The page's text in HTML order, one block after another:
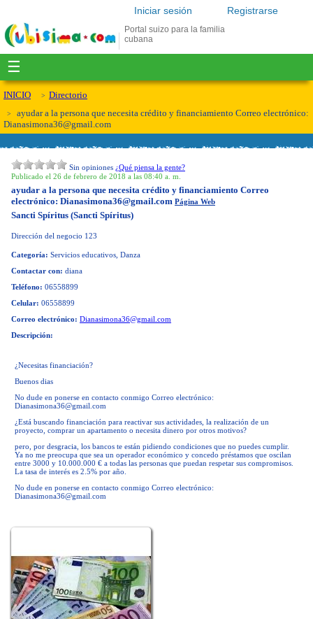
Registrarse
Iniciar sesión
Portal suizo para la familia
cubana
☰
INICIO
Directorio
ayudar a la persona que necesita crédito y financiamiento Correo electrónico:
Dianasimona36@gmail.com
Sin opiniones ¿Qué piensa la gente?
Publicado el 26 de febrero de 2018 a las 08:40 a. m.
ayudar a la persona que necesita crédito y financiamiento Correo
electrónico: Dianasimona36@gmail.com Página Web
Sancti Spíritus (Sancti Spíritus)
Dirección del negocio 123
Categoría: Servicios educativos, Danza
Contactar con: diana
Teléfono: 06558899
Celular: 06558899
Correo electrónico: Dianasimona36@gmail.com
Descripción:
¿Necesitas financiación?
Buenos dias
No dude en ponerse en contacto conmigo Correo electrónico:
Dianasimona36@gmail.com
¿Está buscando financiación para reactivar sus actividades, la realización de un
proyecto, comprar un apartamento o necesita dinero por otros motivos?
pero, por desgracia, los bancos te están pidiendo condiciones que no puedes cumplir.
Ya no me preocupa que sea un operador económico y concedo préstamos que oscilan
entre 3000 y 10.000.000 € a todas las personas que puedan respetar sus compromisos.
La tasa de interés es 2.5% por año.
No dude en ponerse en contacto conmigo Correo electrónico:
Dianasimona36@gmail.com